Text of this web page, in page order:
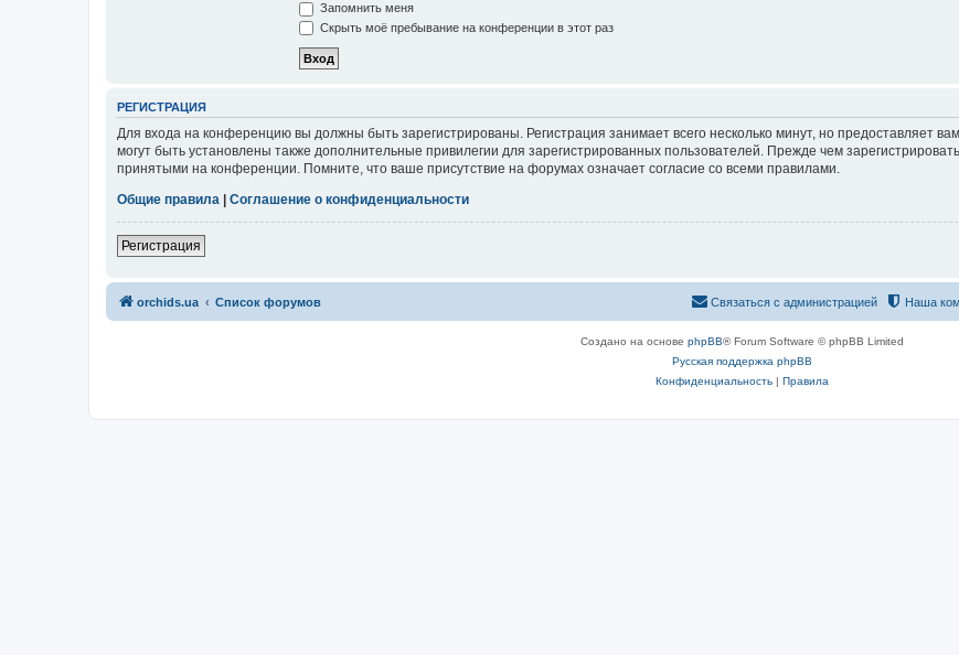
Запомнить меня
Скрыть моё пребывание на конференции в этот раз
РЕГИСТРАЦИЯ
Для входа на конференцию вы должны быть зарегистрированы. Регистрация занимает всего несколько минут, но предоставляет
могут быть установлены также дополнительные привилегии для зарегистрированных пользователей. Прежде чем
принятыми на конференции. Помните, что ваше присутствие на форумах означает согласие со всеми правилами.
Общие правила | Соглашение о конфиденциальности
Регистрация
orchids.ua Список форумов Наша
Связаться с администрацией
Создано на основе phpBB® Forum Software © phpBB Limited
Русская поддержка phpBB
Конфиденциальность| Правила